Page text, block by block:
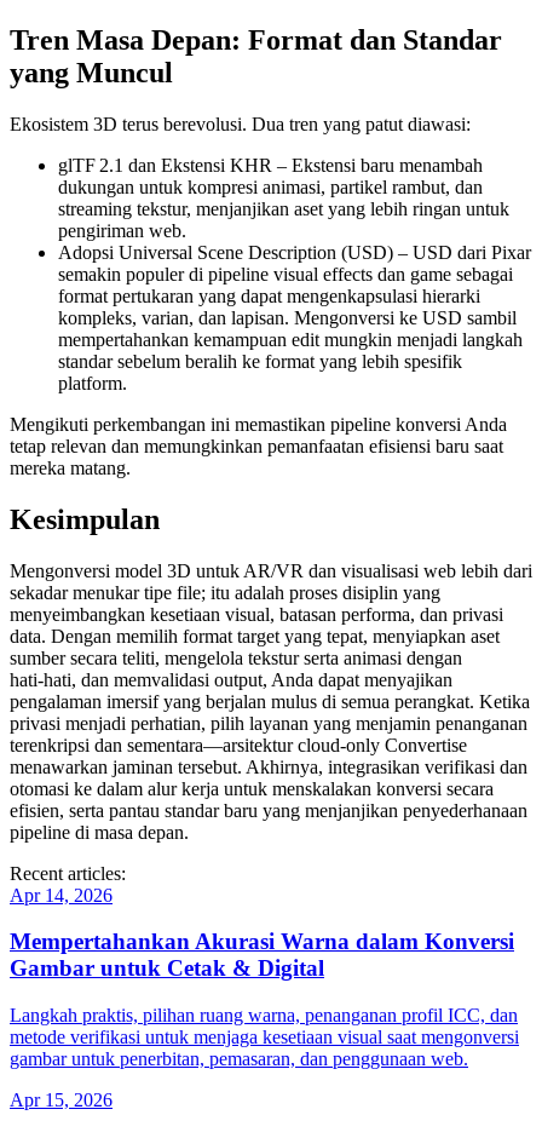
Tren Masa Depan: Format dan Standar
yang Muncul
Ekosistem 3D terus berevolusi. Dua tren yang patut diawasi:
glTF 2.1 dan Ekstensi KHR – Ekstensi baru menambah
dukungan untuk kompresi animasi, partikel rambut, dan
streaming tekstur, menjanjikan aset yang lebih ringan untuk
pengiriman web.
Adopsi Universal Scene Description (USD) – USD dari Pixar
semakin populer di pipeline visual effects dan game sebagai
format pertukaran yang dapat mengenkapsulasi hierarki
kompleks, varian, dan lapisan. Mengonversi ke USD sambil
mempertahankan kemampuan edit mungkin menjadi langkah
standar sebelum beralih ke format yang lebih spesifik
platform.
Mengikuti perkembangan ini memastikan pipeline konversi Anda
tetap relevan dan memungkinkan pemanfaatan efisiensi baru saat
mereka matang.
Kesimpulan
Mengonversi model 3D untuk AR/VR dan visualisasi web lebih dari
sekadar menukar tipe file; itu adalah proses disiplin yang
menyeimbangkan kesetiaan visual, batasan performa, dan privasi
data. Dengan memilih format target yang tepat, menyiapkan aset
sumber secara teliti, mengelola tekstur serta animasi dengan
hati‑hati, dan memvalidasi output, Anda dapat menyajikan
pengalaman imersif yang berjalan mulus di semua perangkat. Ketika
privasi menjadi perhatian, pilih layanan yang menjamin penanganan
terenkripsi dan sementara—arsitektur cloud‑only Convertise
menawarkan jaminan tersebut. Akhirnya, integrasikan verifikasi dan
otomasi ke dalam alur kerja untuk menskalakan konversi secara
efisien, serta pantau standar baru yang menjanjikan penyederhanaan
pipeline di masa depan.
Recent articles:
Apr 14, 2026
Mempertahankan Akurasi Warna dalam Konversi
Gambar untuk Cetak & Digital
Langkah praktis, pilihan ruang warna, penanganan profil ICC, dan
metode verifikasi untuk menjaga kesetiaan visual saat mengonversi
gambar untuk penerbitan, pemasaran, dan penggunaan web.
Apr 15, 2026